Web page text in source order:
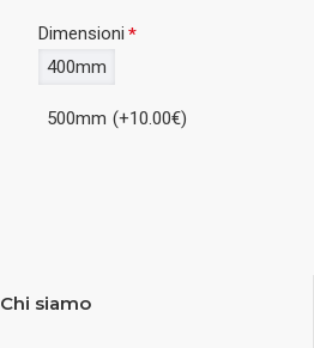
Dimensioni
400mm
500mm (+10.00€)
Chi siamo